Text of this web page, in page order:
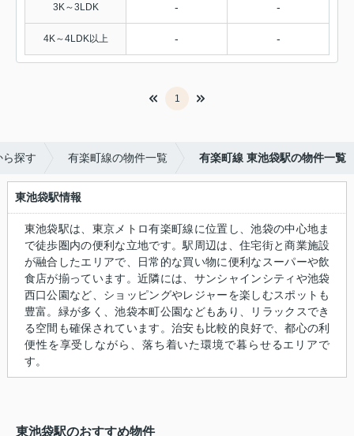
3K～3LDK - -
4K～4LDK以上 - -
1
ら探す 有楽町線の物件一覧 有楽町線 東池袋駅の物件一覧
東池袋駅情報
東池袋駅は、東京メトロ有楽町線に位置し、池袋の中心地ま
で徒歩圏内の便利な立地です。駅周辺は、住宅街と商業施設
が融合したエリアで、日常的な買い物に便利なスーパーや飲
食店が揃っています。近隣には、サンシャインシティや池袋
西口公園など、ショッピングやレジャーを楽しむスポットも
豊富。緑が多く、池袋本町公園などもあり、リラックスでき
る空間も確保されています。治安も比較的良好で、都心の利
便性を享受しながら、落ち着いた環境で暮らせるエリアで
す。
東池袋駅のおすすめ物件